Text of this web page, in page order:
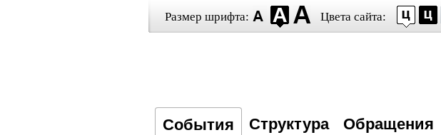
Размер шрифта: Цвета сайта:
События Структура Обращения